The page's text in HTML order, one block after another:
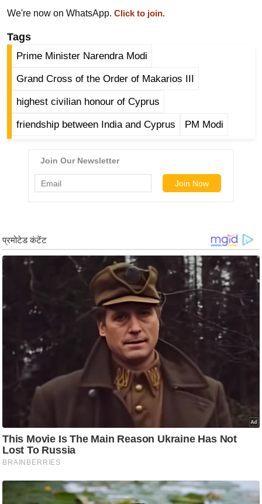
न्यू
ब्री
फ
नो
रं
न
ड
हॉ
ल्म
स
e
a
k
i
We're now on WhatsApp. Click to join.
Tags
Prime Minister Narendra Modi
Grand Cross of the Order of Makarios III
highest civilian honour of Cyprus
friendship between India and Cyprus PM Modi